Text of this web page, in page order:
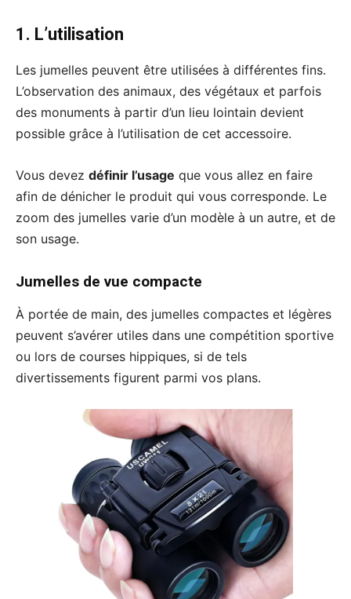
1. L’utilisation
Les jumelles peuvent être utilisées à différentes fins.
L’observation des animaux, des végétaux et parfois
des monuments à partir d’un lieu lointain devient
possible grâce à l’utilisation de cet accessoire.
Vous devez définir l’usage que vous allez en faire
afin de dénicher le produit qui vous corresponde. Le
zoom des jumelles varie d’un modèle à un autre, et de
son usage.
Jumelles de vue compacte
À portée de main, des jumelles compactes et légères
peuvent s’avérer utiles dans une compétition sportive
ou lors de courses hippiques, si de tels
divertissements figurent parmi vos plans.